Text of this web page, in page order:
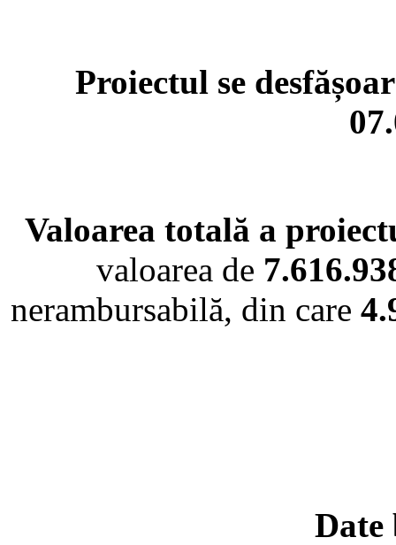
Proiectul se
Valoarea totală a
valoarea de
nerambursabilă, din care
Date